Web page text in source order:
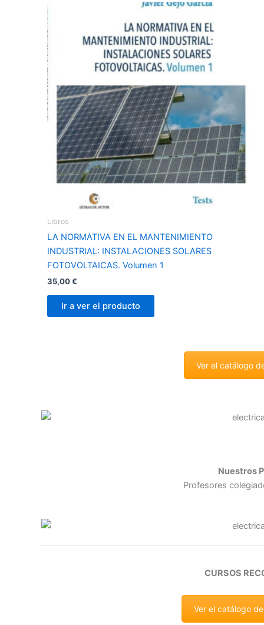
Libros
LA NORMATIVA EN EL MANTENIMIENTO
INDUSTRIAL: INSTALACIONES SOLARES
FOTOVOLTAICAS. Volumen 1
35,00€
Ir a ver el producto
Ver el catálogo
Nuestros
Profesores
CURSOS
Ver el catálogo